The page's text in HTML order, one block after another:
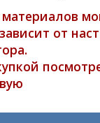
от